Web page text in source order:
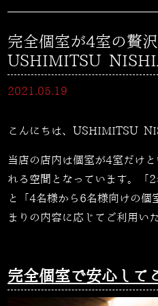
完全個室が4室の贅
USHIMITSU
2021.05.19
こんにちは、USHIMITSU
当店の店内は個室が4室だけ
れる空間となっています。「 2
と「4名様から 6名様向けの個
まりの内容に応じてご利用い
完全個室で安心して